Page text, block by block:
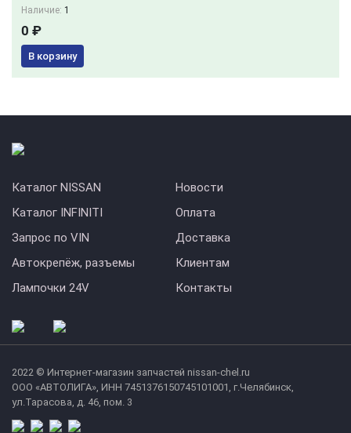
Наличие: 1
0 ₽
В корзину
Каталог NISSAN
Каталог INFINITI
Запрос по VIN
Автокрепёж, разъемы
Лампочки 24V
Новости
Оплата
Доставка
Клиентам
Контакты
2022 © Интернет-магазин запчастей nissan-chel.ru
ООО «АВТОЛИГА», ИНН 7451376150745101001, г.Челябинск,
ул.Тарасова, д. 46, пом. 3